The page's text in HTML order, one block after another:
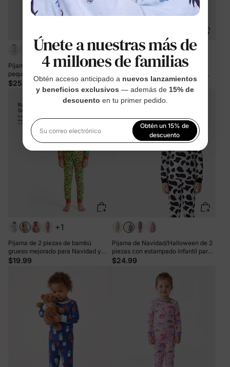
Pijama de Halloween para niños
pequeños/niños con estampado
infantil (1 pieza, ajustado) rosa
$25.99
+1
Pijama de 2 piezas de bambú
Halloween, con estampado infantil
para niñas pequeñas (ajuste
ceñido), color naranja
$19.99
+1
Pijama de 2 piezas de bambú
grueso mejorado para Navidad y
Halloween, con estampado infantil
ceñido), color verde
$19.99
Pijama de Navidad/Halloween de 2
piezas con estampado infantil para
niños pequeños (ajustado) negro
$24.99
Únete a nuestras más de
4 millones de familias
Obtén acceso anticipado a nuevos lanzamientos
y beneficios exclusivos — además de 15% de
descuento en tu primer pedido.
Su correo electrónico
Obtén un 15% de
descuento
Al registrarte, aceptas nuestra Política de privacidad